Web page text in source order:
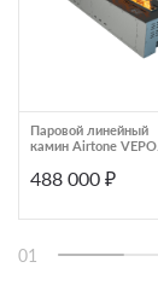
Паровой линейный
камин Airtone VEPO
зеркало
488 000 ₽
01